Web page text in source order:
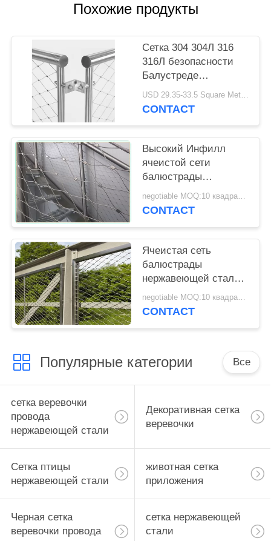
Похожие продукты
Сетка 304 304Л 316
316Л безопасности
Балустреде
нержавеющей стали
для СГС/КЭ
USD 29.35-33.5 Square Meters MOQ:10 квадратных метров
CONTACT
Высокий Инфилл
ячеистой сети
балюстрады
стойкости для
крытой/на открытом
negotiable MOQ:10 квадратных метров
CONTACT
Ячеистая сеть
балюстрады
нержавеющей стали
для применения
панелей и перил
negotiable MOQ:10 квадратных метров
CONTACT
Популярные категории Все
сетка веревочки
провода
нержавеющей стали
Декоративная сетка
веревочки
Сетка птицы
нержавеющей стали
животная сетка
приложения
Черная сетка
веревочки провода
сетка нержавеющей
стали